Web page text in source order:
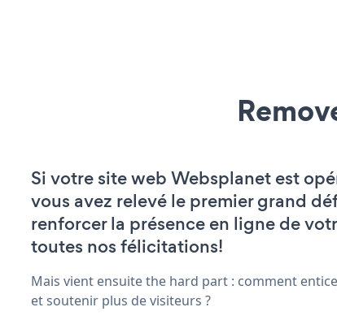
Si votre site web Websplanet est
vous avez relevé le premier grand
renforcer la présence en ligne de
toutes nos félicitations!
Mais vient ensuite the hard part : comment
et soutenir plus de visiteurs ?